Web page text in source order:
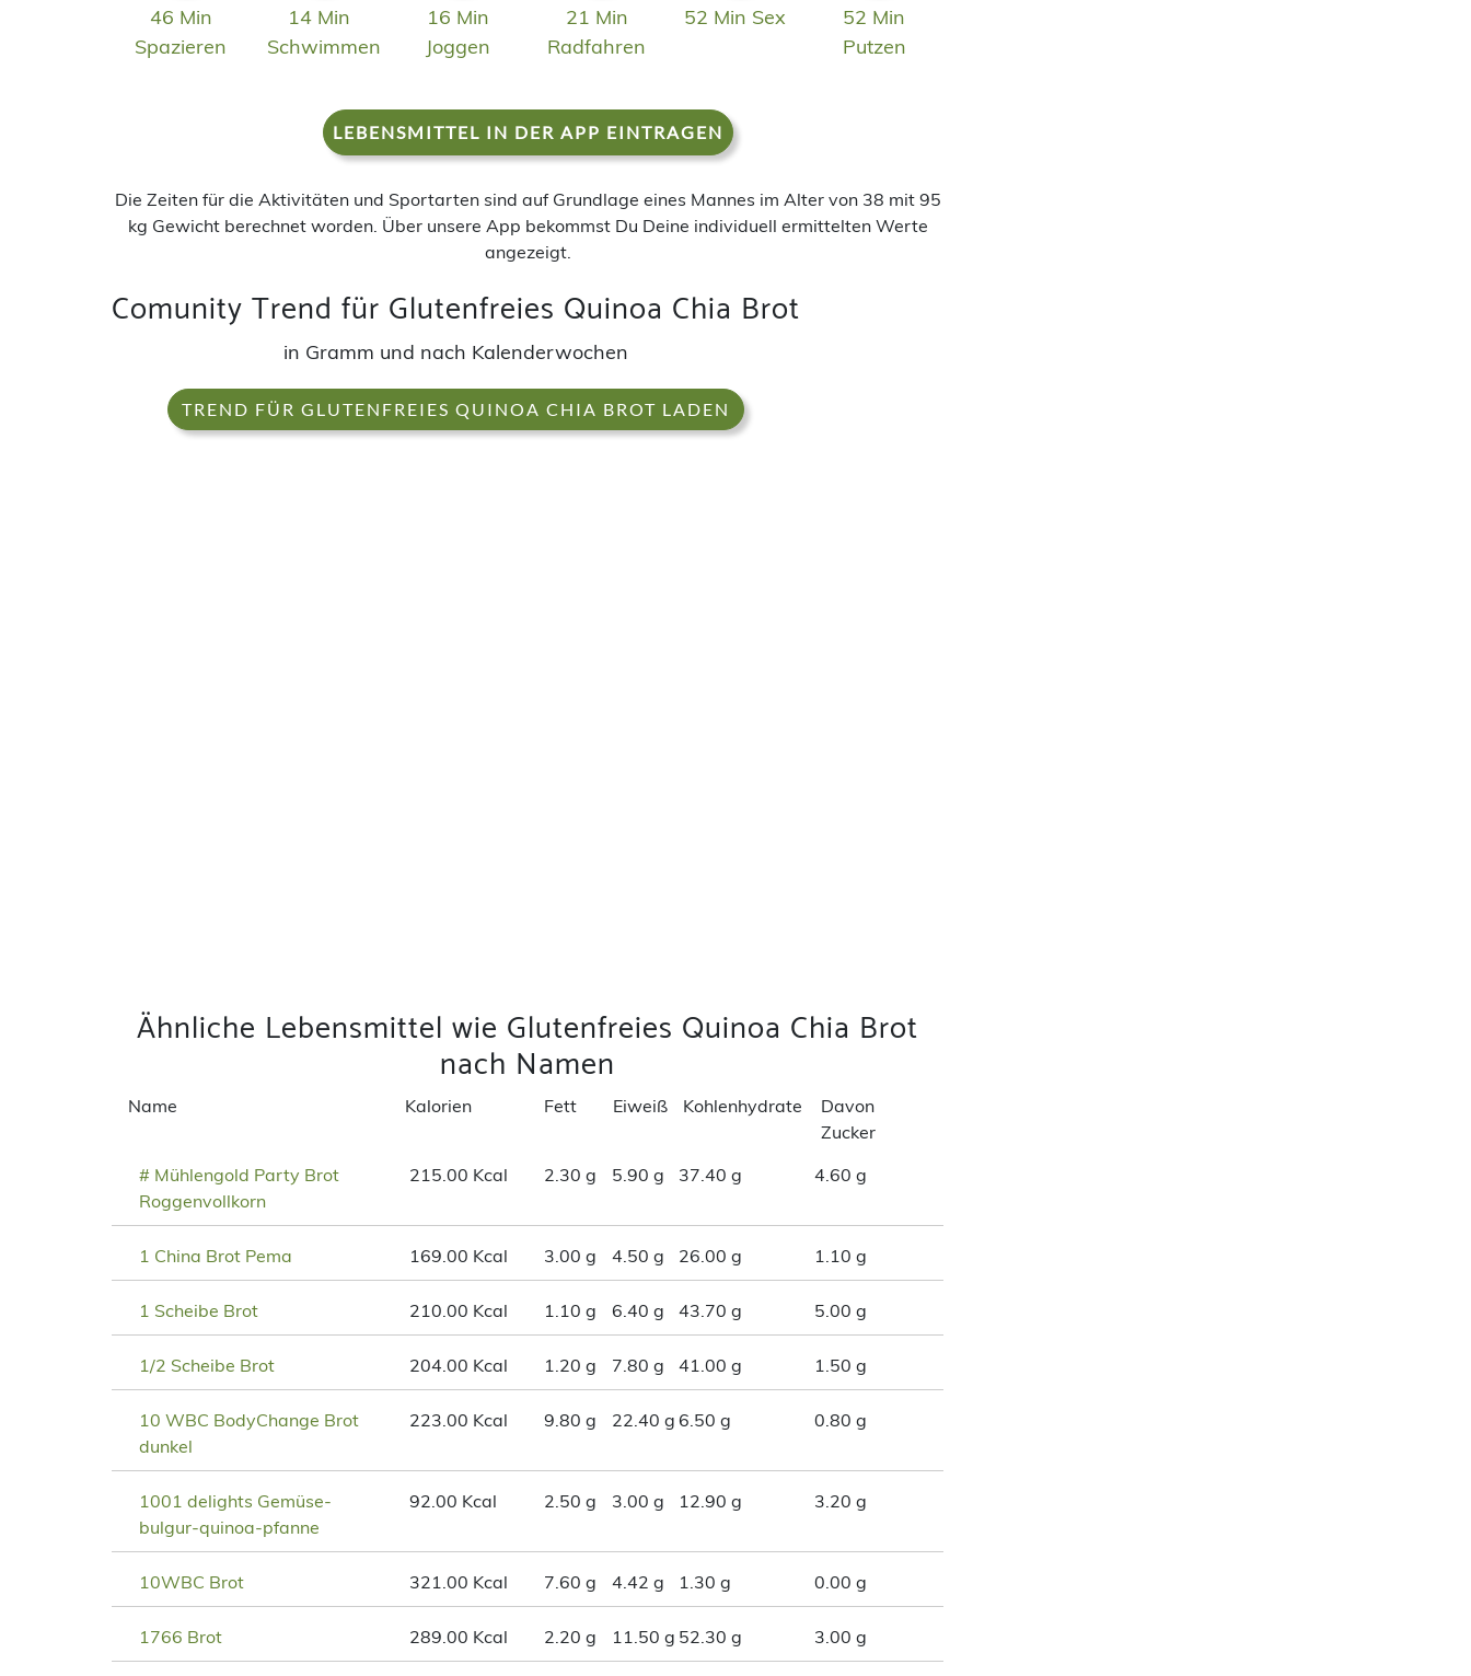
46 Min
Spazieren
14 Min
Schwimmen
16 Min
Joggen
21 Min
Radfahren
52 Min Sex
52 Min
Putzen
LEBENSMITTEL IN DER APP EINTRAGEN
Die Zeiten für die Aktivitäten und Sportarten sind auf Grundlage eines Mannes im Alter von 38 mit 95
kg Gewicht berechnet worden. Über unsere App bekommst Du Deine individuell ermittelten Werte
angezeigt.
Comunity Trend für Glutenfreies Quinoa Chia Brot
in Gramm und nach Kalenderwochen
TREND FÜR GLUTENFREIES QUINOA CHIA BROT LADEN
Ähnliche Lebensmittel wie Glutenfreies Quinoa Chia Brot
nach Namen
Name Kalorien Fett Eiweiß Kohlenhydrate
Davon
Zucker
# Mühlengold Party Brot
Roggenvollkorn
215.00 Kcal 2.30 g 5.90 g 37.40 g 4.60 g
1 China Brot Pema 169.00 Kcal 3.00 g 4.50 g 26.00 g 1.10 g
1 Scheibe Brot 210.00 Kcal 1.10 g 6.40 g 43.70 g 5.00 g
1/2 Scheibe Brot 204.00 Kcal 1.20 g 7.80 g 41.00 g 1.50 g
10 WBC BodyChange Brot
dunkel
223.00 Kcal 9.80 g 22.40 g 6.50 g 0.80 g
1001 delights Gemüse-
bulgur-quinoa-pfanne
92.00 Kcal 2.50 g 3.00 g 12.90 g 3.20 g
10WBC Brot 321.00 Kcal 7.60 g 4.42 g 1.30 g 0.00 g
1766 Brot 289.00 Kcal 2.20 g 11.50 g 52.30 g 3.00 g